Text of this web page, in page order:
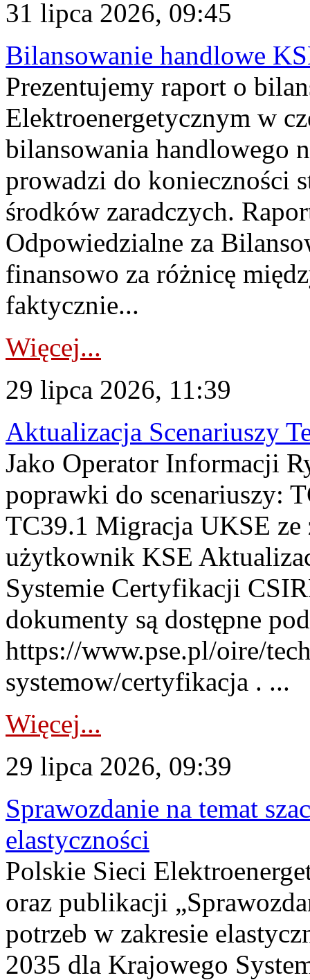
31 lipca 2026, 09:45
Bilansowanie handlowe
Prezentujemy raport o
Elektroenergetycznym w
bilansowania handlowego
prowadzi do konieczności
środków zaradczych.
Odpowiedzialne za
finansowo za różnicę
faktycznie...
Więcej...
29 lipca 2026, 11:39
Aktualizacja Scenariuszy
Jako Operator Informacji
poprawki do scenariuszy:
TC39.1 Migracja UKSE
użytkownik KSE
Systemie Certyfikacji
dokumenty są dostępne
https://www.pse.pl/oire/
systemow/certyfikacja . ...
Więcej...
29 lipca 2026, 09:39
Sprawozdanie na temat
elastyczności
Polskie Sieci
oraz publikacji
potrzeb w zakresie
2035 dla Krajowego